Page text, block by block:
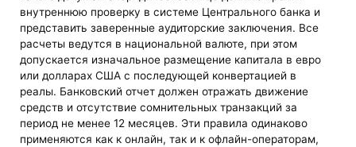
внутреннюю проверку в системе Центрального банка и
представить заверенные аудиторские заключения. Все
расчеты ведутся в национальной валюте, при этом
допускается изначальное размещение капитала в евро
или долларах США с последующей конвертацией в
реалы. Банковский отчет должен отражать движение
средств и отсутствие сомнительных транзакций за
период не менее 12 месяцев. Эти правила одинаково
применяются как к онлайн, так и к офлайн-операторам,